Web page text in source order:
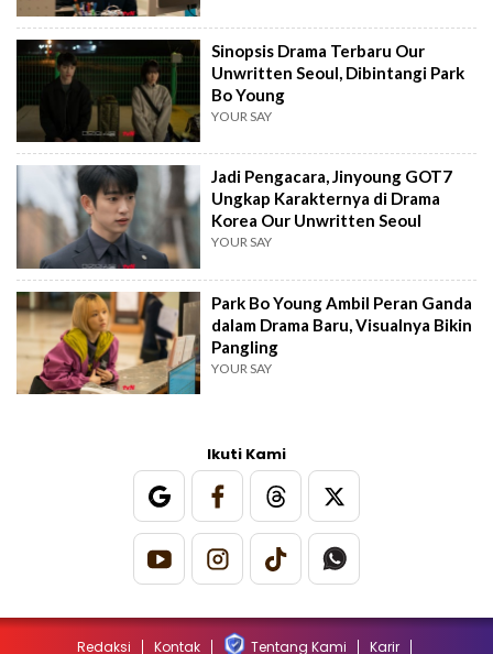
Sinopsis Drama Terbaru Our
Unwritten Seoul, Dibintangi Park
Bo Young
YOUR SAY
Jadi Pengacara, Jinyoung GOT7
Ungkap Karakternya di Drama
Korea Our Unwritten Seoul
YOUR SAY
Park Bo Young Ambil Peran Ganda
dalam Drama Baru, Visualnya Bikin
Pangling
YOUR SAY
Ikuti Kami
Redaksi Kontak Tentang Kami Karir